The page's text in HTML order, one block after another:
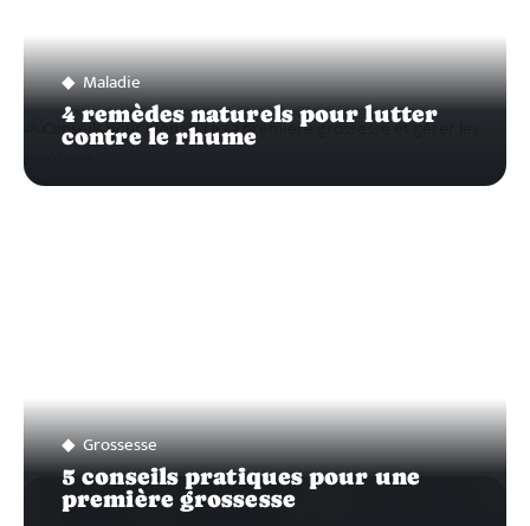
Maladie
4 remèdes naturels pour lutter
contre le rhume
Grossesse
5 conseils pratiques pour une
première grossesse